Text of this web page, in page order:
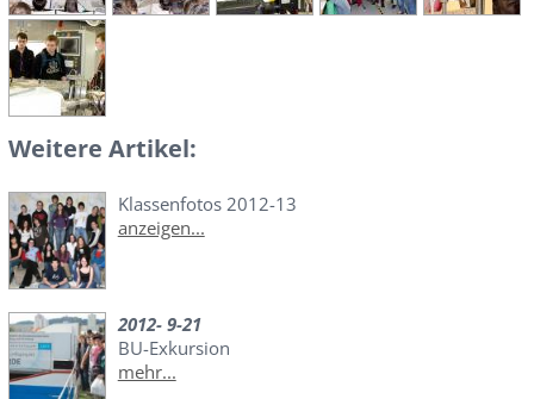
Weitere Artikel:
Klassenfotos 2012-13
anzeigen...
2012- 9-21
BU-Exkursion
mehr...